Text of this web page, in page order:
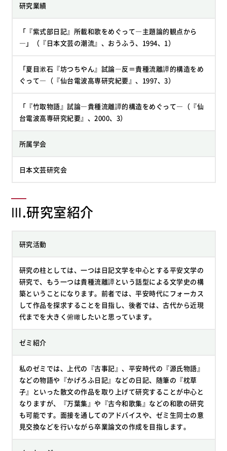
研究業績
「『紫式部日記』所載和歌をめぐって―主題論的観点から
―」（『日本文芸の潮流』、おうふう、1994、1）
「夏目漱石『坊つちやん』試論―反＝貴種流離譚的構造をめ
ぐって―（『仙台電波高専研究紀要』、1997、3）
「『竹取物語』試論―貴種流離譚的構造をめぐって―（『仙
台電波高専研究紀要』、2000、3）
所属学会
日本文芸研究会
Ⅲ.研究室紹介
研究活動
研究の柱としては、一つは日記文学を中心とする平安文学の
研究で、もう一つは貴種流離譚という話型による文学史の構
築ということになります。前者では、平安時代にフォーカス
して作品を探求することを目指し、後者では、古代から近現
代までを大きく俯瞰したいと思っています。
ゼミ紹介
私のゼミでは、上代の『古事記』、平安時代の『源氏物語』
などの物語や『かげろふ日記』などの日記、随筆の『枕草
子』といった散文の作品を取り上げて研究することが中心と
なりますが、『万葉集』や『古今和歌集』などの和歌の研究
も可能です。面接を通してのアドバイスや、ゼミ生同士の意
見交換などを行いながら卒業論文の作成を目指します。